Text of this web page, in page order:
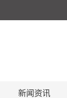
新闻资讯